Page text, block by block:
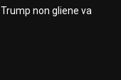
non gliene va